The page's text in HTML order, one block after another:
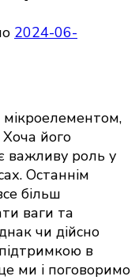
2024-06-
Хоча його
важливу роль у
Останнім
більш
ваги та
чи дійсно
в
ми і поговоримо